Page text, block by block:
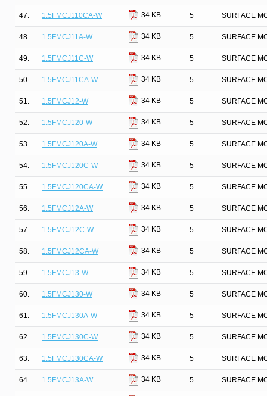
47. 1.5FMCJ110CA-W 34 KB 5 SURFACE
48. 1.5FMCJ11A-W 34 KB 5 SURFACE
49. 1.5FMCJ11C-W 34 KB 5 SURFACE
50. 1.5FMCJ11CA-W 34 KB 5 SURFACE
51. 1.5FMCJ12-W 34 KB 5 SURFACE
52. 1.5FMCJ120-W 34 KB 5 SURFACE
53. 1.5FMCJ120A-W 34 KB 5 SURFACE
54. 1.5FMCJ120C-W 34 KB 5 SURFACE
55. 1.5FMCJ120CA-W 34 KB 5 SURFACE
56. 1.5FMCJ12A-W 34 KB 5 SURFACE
57. 1.5FMCJ12C-W 34 KB 5 SURFACE
58. 1.5FMCJ12CA-W 34 KB 5 SURFACE
59. 1.5FMCJ13-W 34 KB 5 SURFACE
60. 1.5FMCJ130-W 34 KB 5 SURFACE
61. 1.5FMCJ130A-W 34 KB 5 SURFACE
62. 1.5FMCJ130C-W 34 KB 5 SURFACE
63. 1.5FMCJ130CA-W 34 KB 5 SURFACE
64. 1.5FMCJ13A-W 34 KB 5 SURFACE